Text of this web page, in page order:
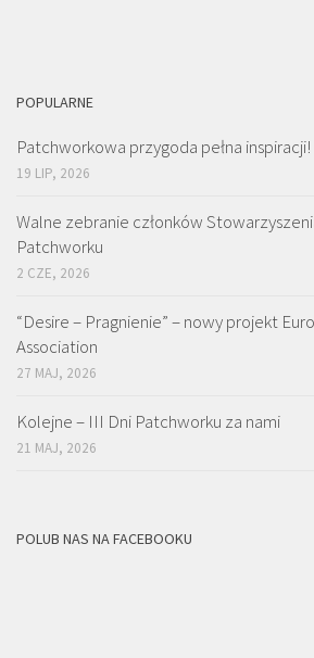
POPULARNE
Patchworkowa przygoda pełna inspiracji!
19 LIP, 2026
Walne zebranie członków
Patchworku
2 CZE, 2026
“Desire – Pragnienie” – nowy projekt
Association
27 MAJ, 2026
Kolejne – III Dni Patchworku za nami
21 MAJ, 2026
POLUB NAS NA FACEBOOKU